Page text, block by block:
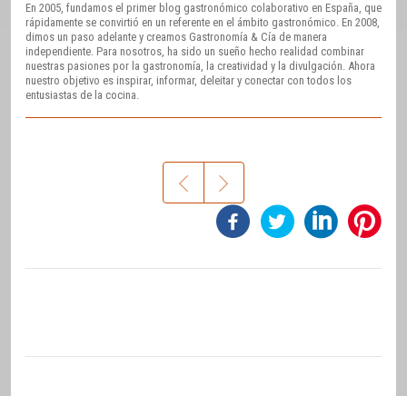
En 2005, fundamos el primer blog gastronómico colaborativo en España, que
rápidamente se convirtió en un referente en el ámbito gastronómico. En 2008,
dimos un paso adelante y creamos Gastronomía & Cía de manera
independiente. Para nosotros, ha sido un sueño hecho realidad combinar
nuestras pasiones por la gastronomía, la creatividad y la divulgación. Ahora
nuestro objetivo es inspirar, informar, deleitar y conectar con todos los
entusiastas de la cocina.